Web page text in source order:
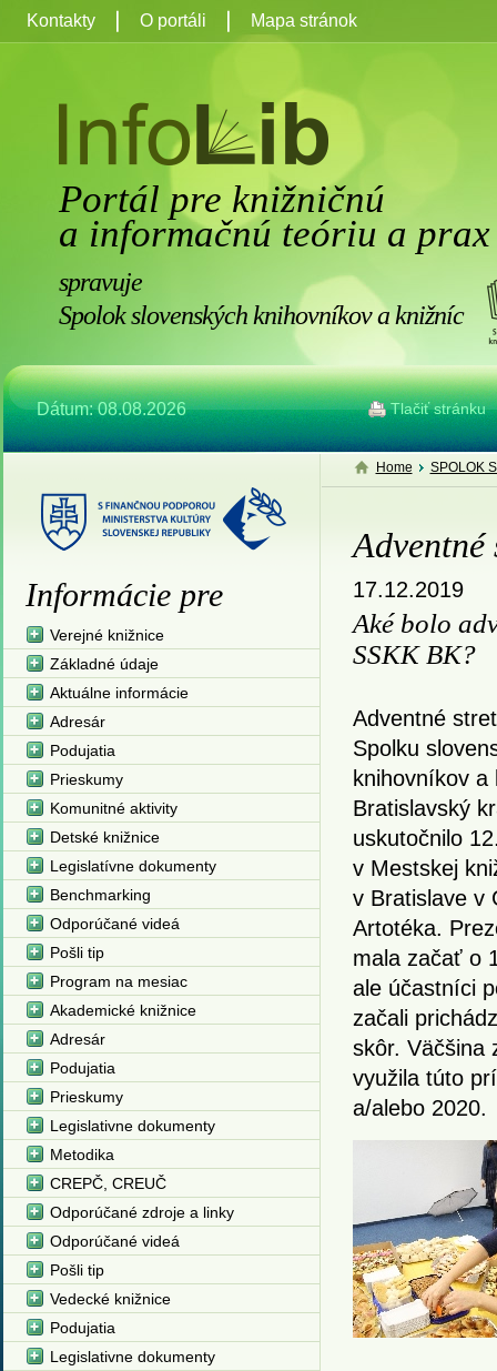
Portál pre knižničnú
a informačnú teóriu a prax
spravuje
Spolok slovenských knihovníkov a knižníc
Dátum: 08.08.2026 Tlačiť stránku
Kontakty O portáli Mapa stránok
Home SPOLOK
17.12.2019
Aké bolo
SSKK BK?
Adventné
Spolku
knihovníkov a
Bratislavský
uskutočnilo
v Mestskej
v Bratislave v
Artotéka.
mala začať o
ale účastníci
začali
skôr. Väčšina
využila túto
a/alebo 2020.
Informácie pre
Verejné knižnice
Základné údaje
Aktuálne informácie
Adresár
Podujatia
Prieskumy
Komunitné aktivity
Detské knižnice
Legislatívne dokumenty
Benchmarking
Odporúčané videá
Pošli tip
Program na mesiac
Akademické knižnice
Adresár
Podujatia
Prieskumy
Legislativne dokumenty
Metodika
CREPČ, CREUČ
Odporúčané zdroje a linky
Odporúčané videá
Pošli tip
Vedecké knižnice
Podujatia
Legislativne dokumenty